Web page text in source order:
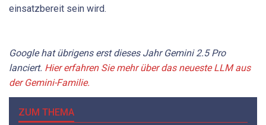
einsatzbereit sein wird.
Google hat übrigens erst dieses Jahr Gemini 2.5 Pro
lanciert. Hier erfahren Sie mehr über das neueste LLM aus
der Gemini-Familie.
ZUM THEMA